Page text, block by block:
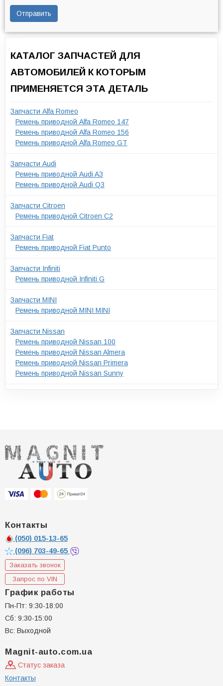
Отправить
КАТАЛОГ ЗАПЧАСТЕЙ ДЛЯ
АВТОМОБИЛЕЙ К КОТОРЫМ
ПРИМЕНЯЕТСЯ ЭТА ДЕТАЛЬ
Запчасти Alfa Romeo
Ремень приводной Alfa Romeo 147
Ремень приводной Alfa Romeo 156
Ремень приводной Alfa Romeo GT
Запчасти Audi
Ремень приводной Audi A3
Ремень приводной Audi Q3
Запчасти Citroen
Ремень приводной Citroen C2
Запчасти Fiat
Ремень приводной Fiat Punto
Запчасти Infiniti
Ремень приводной Infiniti G
Запчасти MINI
Ремень приводной MINI MINI
Запчасти Nissan
Ремень приводной Nissan 100
Ремень приводной Nissan Almera
Ремень приводной Nissan Primera
Ремень приводной Nissan Sunny
Контакты
(050) 015-13-65
(096) 703-49-65
Заказать звонок
Запрос по VIN
График работы
Пн-Пт: 9:30-18:00
Сб: 9:30-15:00
Вс: Выходной
Magnit-auto.com.ua
Статус заказа
Контакты